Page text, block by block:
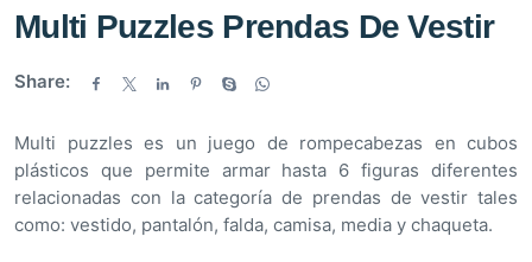
V
a
o
a
d
o
e
Multi Puzzles Prendas De Vestir
Share:
Multi puzzles es un juego de rompecabezas en cubos
plásticos que permite armar hasta 6 figuras diferentes
relacionadas con la categoría de prendas de vestir tales
como: vestido, pantalón, falda, camisa, media y chaqueta.